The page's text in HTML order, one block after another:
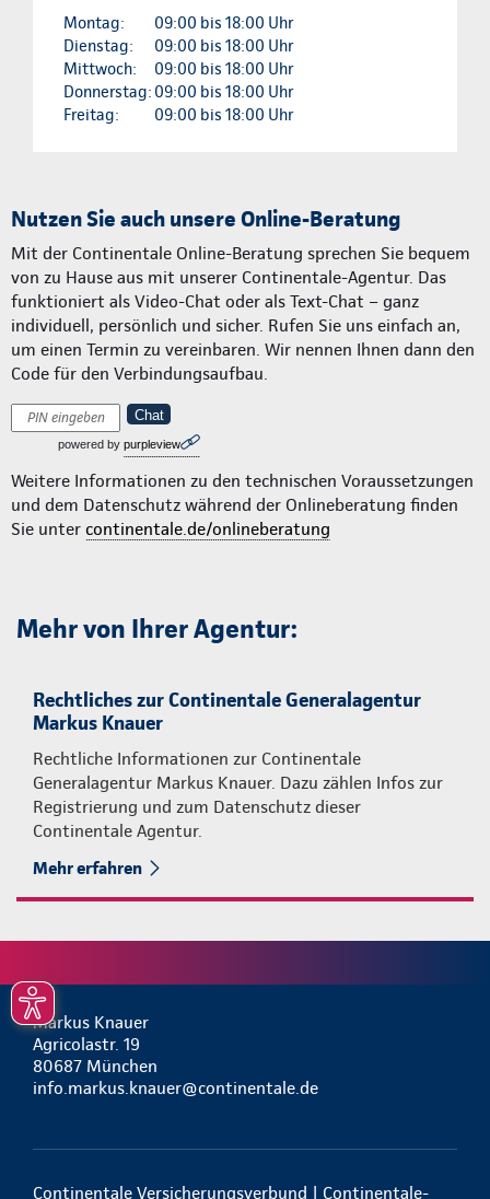
Montag:
09:00 bis 18:00 Uhr
Dienstag:
09:00 bis 18:00 Uhr
Mittwoch:
09:00 bis 18:00 Uhr
Donnerstag: 09:00 bis 18:00 Uhr
Freitag:
09:00 bis 18:00 Uhr
Nutzen Sie auch unsere Online-Beratung
Mit der Continentale Online-Beratung sprechen Sie bequem
von zu Hause aus mit unserer Continentale-Agentur. Das
funktioniert als Video-Chat oder als Text-Chat – ganz
individuell, persönlich und sicher. Rufen Sie uns einfach an,
um einen Termin zu vereinbaren. Wir nennen Ihnen dann den
Code für den Verbindungsaufbau.
Chat
powered by purpleview
Weitere Informationen zu den technischen Voraussetzungen
und dem Datenschutz während der Onlineberatung finden
Sie unter continentale.de/onlineberatung
Mehr von Ihrer Agentur:
Rechtliches zur Continentale Generalagentur
Markus Knauer
Rechtliche Informationen zur Continentale
Generalagentur Markus Knauer. Dazu zählen Infos zur
Registrierung und zum Datenschutz dieser
Continentale Agentur.
Mehr erfahren
Markus Knauer
Agricolastr. 19
80687 München
info.markus.knauer@continentale.de
Continentale Versicherungsverbund | Continentale-